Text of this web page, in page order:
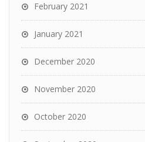
February 2021
January 2021
December 2020
November 2020
October 2020